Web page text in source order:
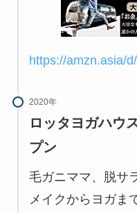
https://amzn.asia/
2020年
ロッタヨガハウ
プン
毛ガニママ、脱サ
メイクからヨガま